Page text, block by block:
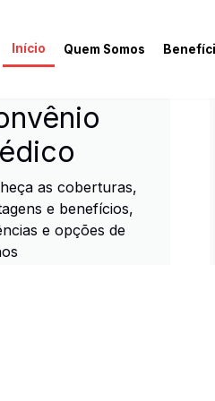
Início Quem Somos
as coberturas,
e benefícios,
e opções de